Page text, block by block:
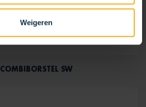
Weigeren
COMBIBORSTEL SW